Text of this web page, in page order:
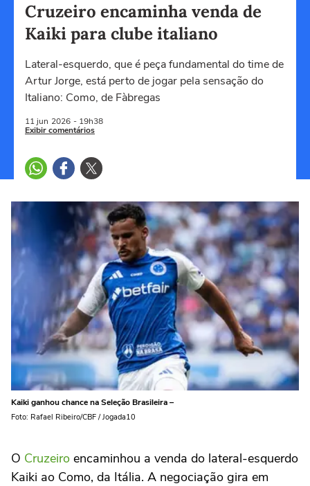
Cruzeiro encaminha venda de
Kaiki para clube italiano
Lateral-esquerdo, que é peça fundamental do time de
Artur Jorge, está perto de jogar pela sensação do
Italiano: Como, de Fàbregas
11 jun 2026 - 19h38
Exibir comentários
Kaiki ganhou chance na Seleção Brasileira –
Foto: Rafael Ribeiro/CBF / Jogada10
O Cruzeiro encaminhou a venda do lateral-esquerdo
Kaiki ao Como, da Itália. A negociação gira em